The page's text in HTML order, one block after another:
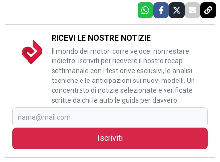
RICEVI LE NOSTRE NOTIZIE
Il mondo dei motori corre veloce: non restare
indietro. Iscriviti per ricevere il nostro recap
settimanale con i test drive esclusivi, le analisi
tecniche e le anticipazioni sui nuovi modelli. Un
concentrato di notizie selezionate e verificate,
scritte da chi le auto le guida per davvero.
Iscriviti